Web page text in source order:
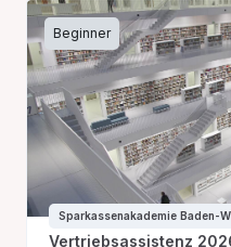
Beginner
Sparkassenakademie Baden-
Vertriebsassistenz